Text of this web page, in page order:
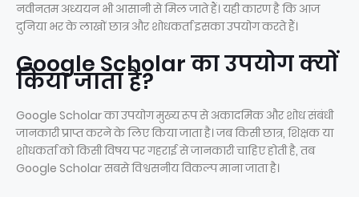
नवीनतम अध्ययन भी आसानी से मिल जाते हैं। यही कारण है कि आज
दुनिया भर के लाखों छात्र और शोधकर्ता इसका उपयोग करते हैं।
Google Scholar का उपयोग क्यों
किया जाता है?
Google Scholar का उपयोग मुख्य रूप से अकादमिक और शोध संबंधी
जानकारी प्राप्त करने के लिए किया जाता है। जब किसी छात्र, शिक्षक या
शोधकर्ता को किसी विषय पर गहराई से जानकारी चाहिए होती है, तब
Google Scholar सबसे विश्वसनीय विकल्प माना जाता है।